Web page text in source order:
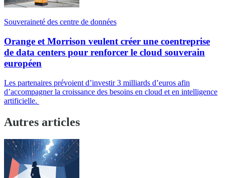
Souveraineté des centre de données
Orange et Morrison veulent créer une coentreprise
de data centers pour renforcer le cloud souverain
européen
Les partenaires prévoient d’investir 3 milliards d’euros afin
d’accompagner la croissance des besoins en cloud et en intelligence
artificielle.
Autres articles